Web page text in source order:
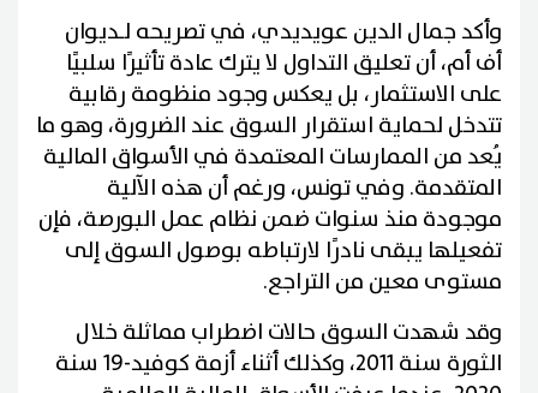
وأكد جمال الدين عويديدي، في تصريحه لـديوان
أف أم، أن تعليق التداول لا يترك عادة تأثيرًا سلبيًا
على الاستثمار، بل يعكس وجود منظومة رقابية
تتدخل لحماية استقرار السوق عند الضرورة، وهو ما
يُعد من الممارسات المعتمدة في الأسواق المالية
المتقدمة. وفي تونس، ورغم أن هذه الآلية
موجودة منذ سنوات ضمن نظام عمل البورصة، فإن
تفعيلها يبقى نادرًا لارتباطه بوصول السوق إلى
مستوى معين من التراجع.
وقد شهدت السوق حالات اضطراب مماثلة خلال
الثورة سنة 2011، وكذلك أثناء أزمة كوفيد-19 سنة